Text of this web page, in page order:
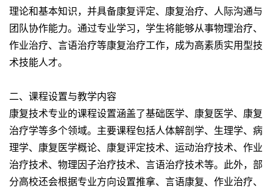
理论和基本知识，并具备康复评定、康复治疗、人际沟通与
团队协作能力。通过专业学习，学生将能够从事物理治疗、
作业治疗、言语治疗等康复治疗工作，成为高素质实用型技
术技能人才。
二、课程设置与教学内容
康复技术专业的课程设置涵盖了基础医学、康复医学、康复
治疗学等多个领域。主要课程包括人体解剖学、生理学、病
理学、康复医学概论、康复评定技术、运动治疗技术、作业
治疗技术、物理因子治疗技术、言语治疗技术等。此外，部
分高校还会根据专业方向设置推拿、言语康复、作业治疗、